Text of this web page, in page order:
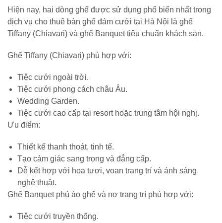
Hiện nay, hai dòng ghế được sử dụng phổ biến nhất trong
dịch vụ cho thuê bàn ghế đám cưới tại Hà Nội là ghế
Tiffany (Chiavari) và ghế Banquet tiêu chuẩn khách sạn.
Ghế Tiffany (Chiavari) phù hợp với:
Tiệc cưới ngoài trời.
Tiệc cưới phong cách châu Âu.
Wedding Garden.
Tiệc cưới cao cấp tại resort hoặc trung tâm hội nghị.
Ưu điểm:
Thiết kế thanh thoát, tinh tế.
Tạo cảm giác sang trọng và đẳng cấp.
Dễ kết hợp với hoa tươi, voan trang trí và ánh sáng
nghệ thuật.
Ghế Banquet phủ áo ghế và nơ trang trí phù hợp với:
Tiệc cưới truyền thống.